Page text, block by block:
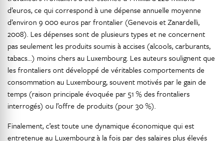
d’euros, ce qui correspond à une dépense annuelle moyenne
d’environ 9 000 euros par frontalier (Genevois et Zanardelli,
2008). Les dépenses sont de plusieurs types et ne concernent
pas seulement les produits soumis à accises (alcools, carburants,
tabacs...) moins chers au Luxembourg. Les auteurs soulignent que
les frontaliers ont développé de véritables comportements de
consommation au Luxembourg, souvent motivés par le gain de
temps (raison principale évoquée par 51 % des frontaliers
interrogés) ou l’offre de produits (pour 30 %).
Finalement, c’est toute une dynamique économique qui est
entretenue au Luxembourg à la fois par des salaires plus élevés